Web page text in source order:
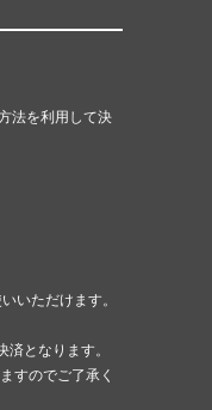
法を利用して決
いただけます。
となります。
すのでご了承く